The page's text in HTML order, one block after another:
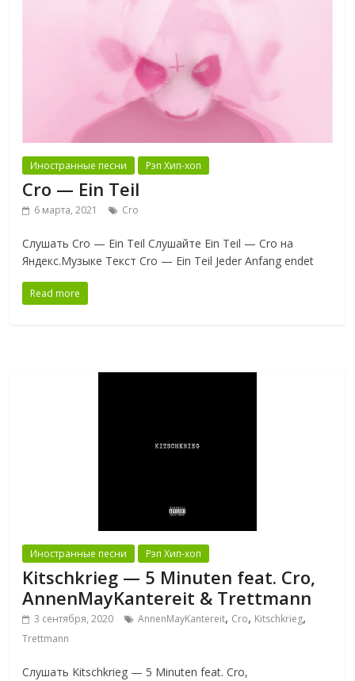
Иностранные песни Рэп Хип-хоп
Cro — Ein Teil
6 марта, 2021 Cro
Слушать Cro — Ein Teil Слушайте Ein Teil — Cro на
Яндекс.Музыке Текст Cro — Ein Teil Jeder Anfang endet
Read more
Иностранные песни Рэп Хип-хоп
Kitschkrieg — 5 Minuten feat. Cro,
AnnenMayKantereit & Trettmann
3 сентября, 2020 AnnenMayKantereit, Cro, Kitschkrieg,
Trettmann
Слушать Kitschkrieg — 5 Minuten feat. Cro,